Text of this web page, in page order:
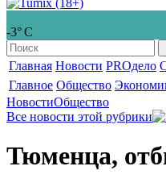
-3° С
Главная Новости PROдело
Главное Общество
НовостиОбщество
Все новости этой рубрики
Тюменца,